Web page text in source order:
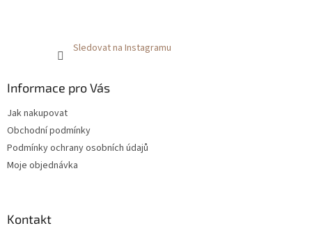
Sledovat na Instagramu
Informace pro Vás
Jak nakupovat
Obchodní podmínky
Podmínky ochrany osobních údajů
Moje objednávka
Kontakt